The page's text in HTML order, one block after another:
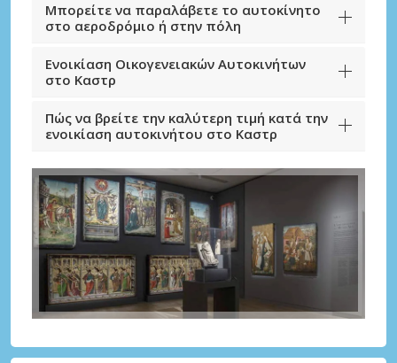
Μπορείτε να παραλάβετε το αυτοκίνητο
στο αεροδρόμιο ή στην πόλη
Ενοικίαση Οικογενειακών Αυτοκινήτων
στο Καστρ
Πώς να βρείτε την καλύτερη τιμή κατά την
ενοικίαση αυτοκινήτου στο Καστρ